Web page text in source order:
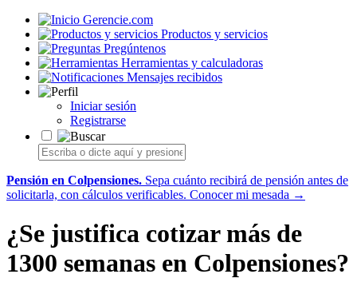
Gerencie.com
Productos y servicios
Pregúntenos
Herramientas y calculadoras
Mensajes recibidos
Iniciar sesión
Registrarse
Pensión en Colpensiones. Sepa cuánto recibirá de pensión antes de
solicitarla, con cálculos verificables. Conocer mi mesada →
¿Se justifica cotizar más de
1300 semanas en Colpensiones?